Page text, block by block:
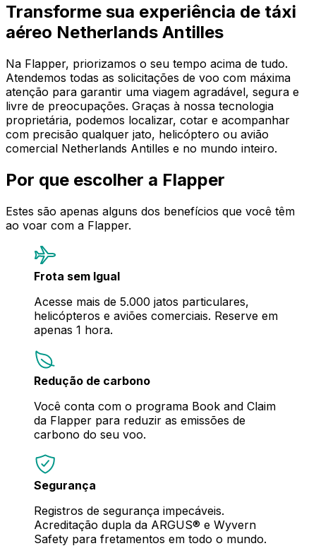
Transforme sua experiência de táxi
aéreo Netherlands Antilles
Na Flapper, priorizamos o seu tempo acima de tudo.
Atendemos todas as solicitações de voo com máxima
atenção para garantir uma viagem agradável, segura e
livre de preocupações. Graças à nossa tecnologia
proprietária, podemos localizar, cotar e acompanhar
com precisão qualquer jato, helicóptero ou avião
comercial Netherlands Antilles e no mundo inteiro.
Por que escolher a Flapper
Estes são apenas alguns dos benefícios que você têm
ao voar com a Flapper.
Frota sem Igual
Acesse mais de 5.000 jatos particulares,
helicópteros e aviões comerciais. Reserve em
apenas 1 hora.
Redução de carbono
Você conta com o programa Book and Claim
da Flapper para reduzir as emissões de
carbono do seu voo.
Segurança
Registros de segurança impecáveis.
Acreditação dupla da ARGUS® e Wyvern
Safety para fretamentos em todo o mundo.